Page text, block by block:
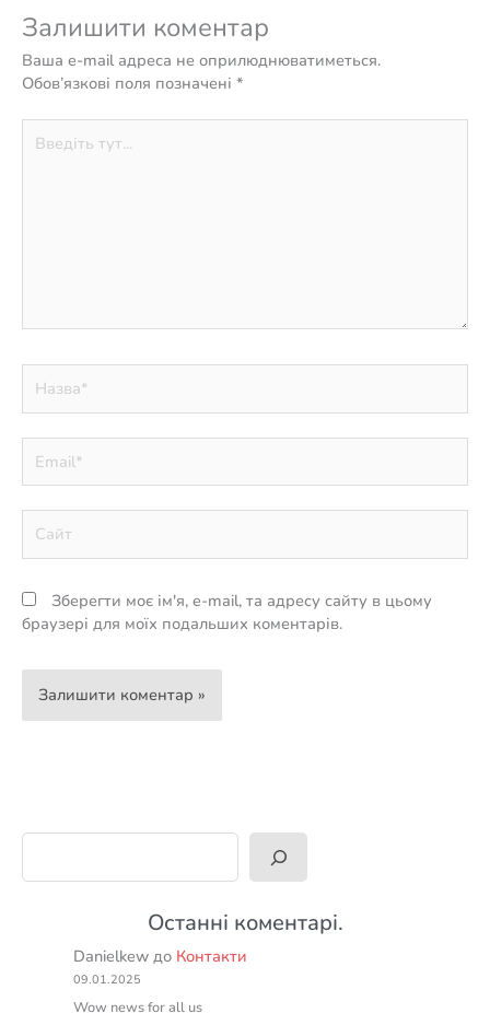
Залишити коментар
Ваша e-mail адреса не оприлюднюватиметься.
Обов’язкові поля позначені *
тут...
Зберегти моє ім'я, e-mail, та адресу сайту в цьому
браузері для моїх подальших коментарів.
Останні коментарі.
Danielkew до Контакти
09.01.2025
Wow news for all us